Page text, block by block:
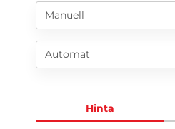
Manuell
Automat
Hinta